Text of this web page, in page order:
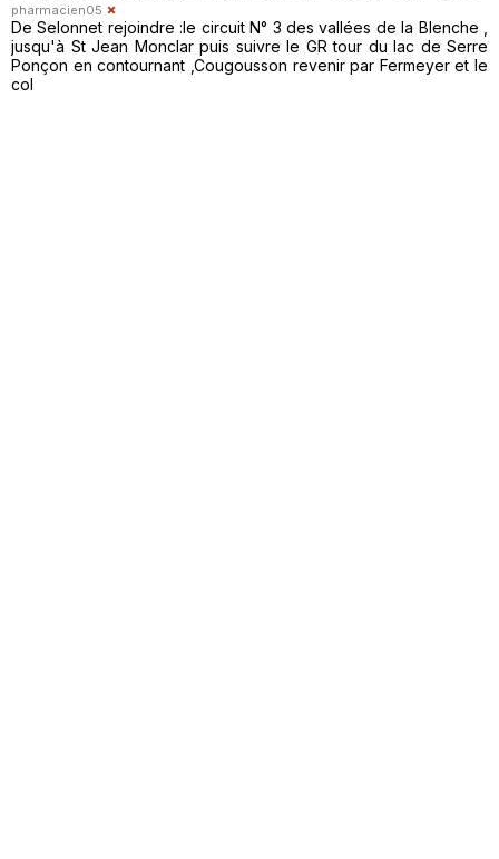
pharmacien05
De Selonnet rejoindre :le circuit N° 3 des vallées de la Blenche ,
jusqu'à St Jean Monclar puis suivre le GR tour du lac de Serre
Ponçon en contournant ,Cougousson revenir par Fermeyer et le
col